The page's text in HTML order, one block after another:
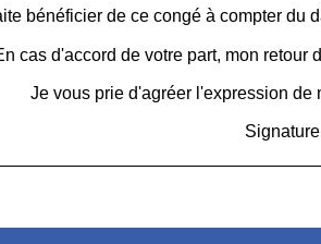
bénéficier de ce congé à compter du
cas d'accord de votre part, mon retour
Je vous prie d'agréer l'expression de
Signature